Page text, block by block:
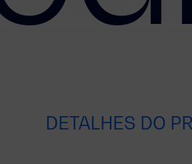
DETALHES DO